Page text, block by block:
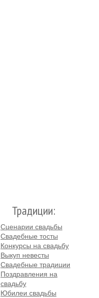
Традиции:
Сценарии свадьбы
Свадебные тосты
Конкурсы на свадьбу
Выкуп невесты
Свадебные традиции
Поздравления на
свадьбу
Юбилеи свадьбы